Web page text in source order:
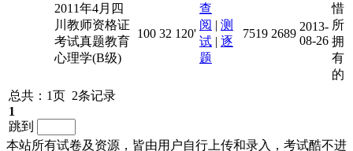
2011年4月四
川教师资格证
考试真题教育
心理学(B级)
100 32 120'
查
阅 | 测
试 | 逐
题
7519 2689
2013-
08-26
惜
所
拥
有
的
总共：1页 2条记录
1
跳到
本站所有试卷及资源，皆由用户自行上传和录入，考试酷不进